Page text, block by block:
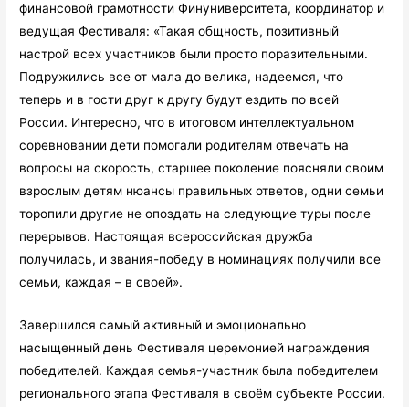
финансовой грамотности Финуниверситета, координатор и
ведущая Фестиваля: «Такая общность, позитивный
настрой всех участников были просто поразительными.
Подружились все от мала до велика, надеемся, что
теперь и в гости друг к другу будут ездить по всей
России. Интересно, что в итоговом интеллектуальном
соревновании дети помогали родителям отвечать на
вопросы на скорость, старшее поколение поясняли своим
взрослым детям нюансы правильных ответов, одни семьи
торопили другие не опоздать на следующие туры после
перерывов. Настоящая всероссийская дружба
получилась, и звания-победу в номинациях получили все
семьи, каждая – в своей».
Завершился самый активный и эмоционально
насыщенный день Фестиваля церемонией награждения
победителей. Каждая семья-участник была победителем
регионального этапа Фестиваля в своём субъекте России.